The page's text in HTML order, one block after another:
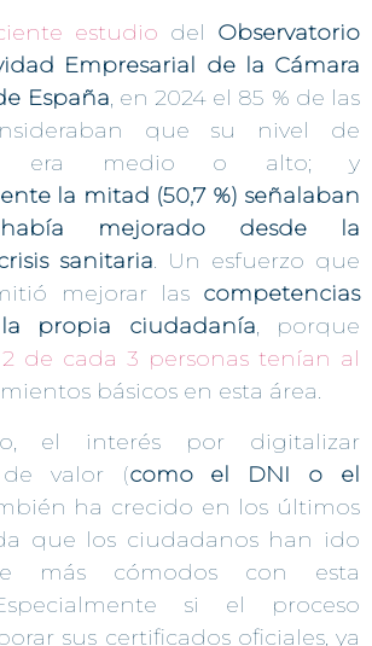
estudio del Observatorio
Empresarial de la Cámara
España, en 2024 el 85 % de las
que su nivel de
era medio o alto; y
la mitad (50,7 %) señalaban
mejorado desde la
sanitaria. Un esfuerzo que
mejorar las competencias
propia ciudadanía, porque
2 de cada 3 personas tenían al
básicos en esta área.
el interés por digitalizar
de valor (como el DNI o el
ha crecido en los últimos
que los ciudadanos han ido
más cómodos con esta
si el proceso
sus certificados oficiales, ya